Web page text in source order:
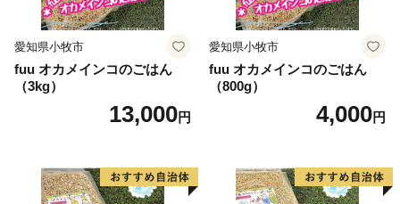
愛知県小牧市
fuu オカメインコのごはん
（3kg）
13,000円
愛知県小牧市
fuu オカメインコのごはん
（800g）
4,000円